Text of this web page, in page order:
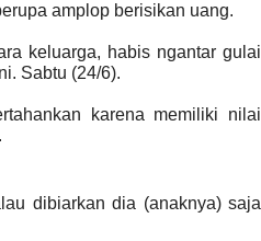
amplop berisikan uang.
keluarga, habis ngantar gulai
Sabtu (24/6).
karena memiliki nilai
dibiarkan dia (anaknya) saja